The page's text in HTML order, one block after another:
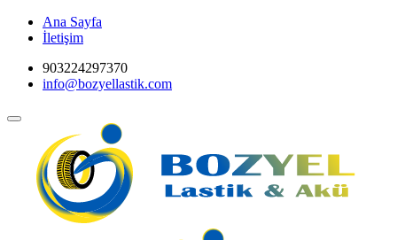
Ana Sayfa
İletişim
903224297370
info@bozyellastik.com